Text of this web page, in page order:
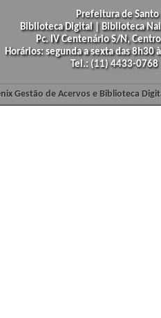
Prefeitura de
Biblioteca Digital | Biblioteca
Pc. IV Centenário S/N,
Horários: segunda a sexta das
Tel.: (11) 4433-
Gestão de Acervos e Biblioteca